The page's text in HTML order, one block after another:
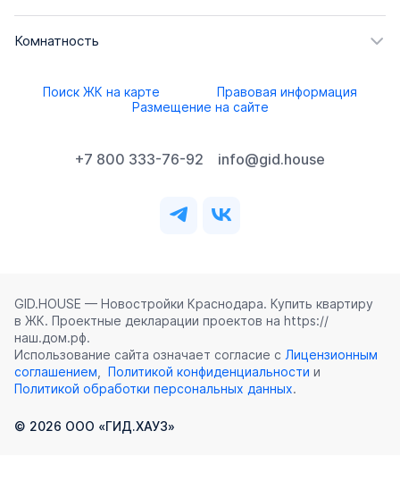
Комнатность
Поиск ЖК на карте
Правовая информация
Размещение на сайте
+7 800 333-76-92 info@gid.house
GID.HOUSE — Новостройки Краснодара. Купить квартиру
в ЖК. Проектные декларации проектов на https://
наш.дом.рф.
Использование сайта означает согласие с Лицензионным
соглашением
Политикой конфиденциальности и
Политикой обработки персональных данных.
© 2026 ООО «ГИД.ХАУЗ»